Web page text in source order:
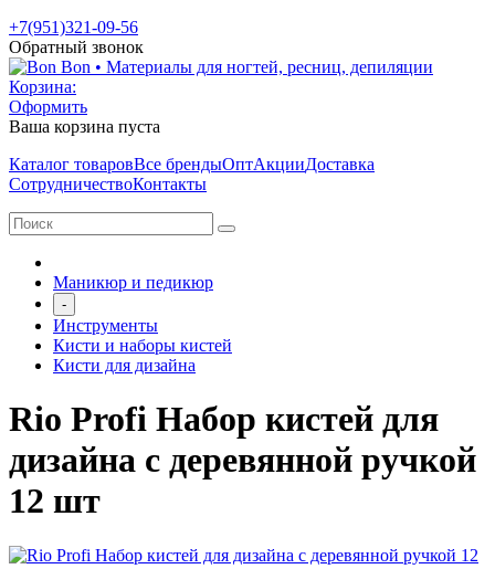
+7(951)321-09-56
Обратный звонок
Корзина:
Оформить
Ваша корзина пуста
Каталог товаровВсе брендыОптАкцииДоставка
СотрудничествоКонтакты
Маникюр и педикюр
-
Инструменты
Кисти и наборы кистей
Кисти для дизайна
Rio Profi Набор кистей для
дизайна с деревянной ручкой
12 шт